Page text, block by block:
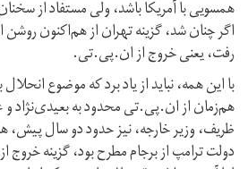
همسویی با آمریکا باشد، ولی مستفاد از
اگر چنان شد، گزینه تهران از هم‌اکنون
رفت، یعنی خروج از ان.پی.تی.
با این همه، نباید از یاد برد که موضوع
هم‌زمان از ان.پی.تی محدود به
ظریف، وزیر خارجه، نیز حدود دو سال
دولت ترامپ از برجام مطرح بود، گزینه